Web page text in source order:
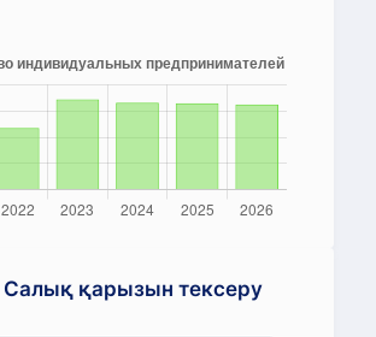
Салық қарызын тексеру